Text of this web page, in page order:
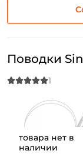
товара нет в
наличии
Поводки